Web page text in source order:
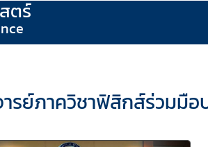
ตร์
รย์ภาควิชาฟิสิกส์ร่วมมื